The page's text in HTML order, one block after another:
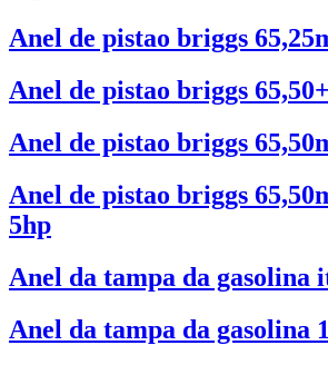
Anel de pistao briggs
Anel de pistao briggs
Anel de pistao briggs
Anel de pistao briggs
5hp
Anel da tampa da gasolina
Anel da tampa da gasolina